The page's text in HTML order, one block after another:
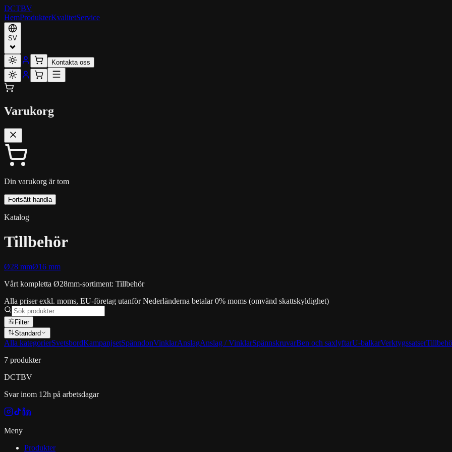
DCTBV
HemProdukterKvalitetService
SV
Kontakta oss
Varukorg
Din varukorg är tom
Fortsätt handla
Katalog
Tillbehör
Ø28 mmØ16 mm
Vårt kompletta Ø28mm-sortiment: Tillbehör
Alla priser exkl. moms, EU-företag utanför Nederländerna betalar 0% moms (omvänd skattskyldighet)
Filter
Standard
Alla kategorierSvetsbordKampanjsetSpänndonVinklarAnslagAnslag / VinklarSpännskruvarBen och saxlyftarU-balkarVerktygssatser
7 produkter
DCTBV
Svar inom 12h på arbetsdagar
Meny
Produkter